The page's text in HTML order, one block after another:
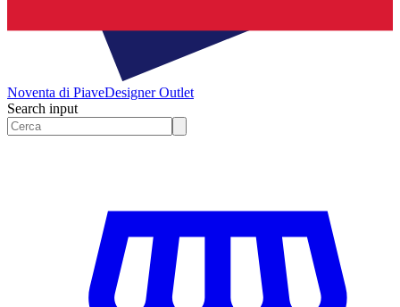
Noventa di PiaveDesigner Outlet
Search input